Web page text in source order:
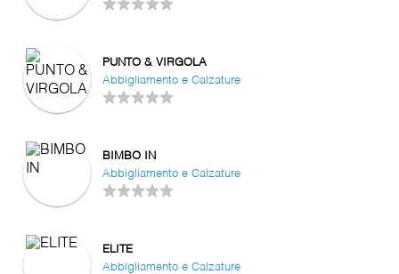
PUNTO & VIRGOLA
Abbigliamento e Calzature
BIMBO IN
Abbigliamento e Calzature
ELITE
Abbigliamento e Calzature